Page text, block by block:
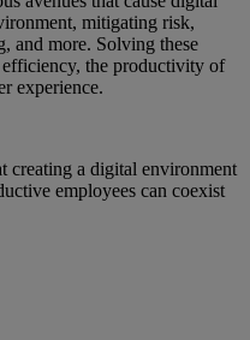
mitigating risk,
and more. Solving these
efficiency, the productivity of
experience.
creating a digital environment
employees can coexist